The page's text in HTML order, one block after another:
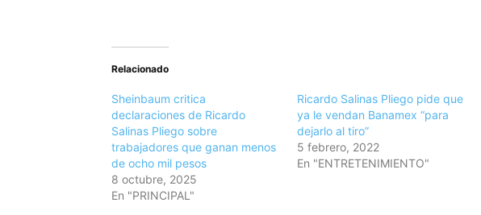
Relacionado
Sheinbaum critica
declaraciones de Ricardo
Salinas Pliego sobre
trabajadores que ganan menos
de ocho mil pesos
8 octubre, 2025
En "PRINCIPAL"
Ricardo Salinas Pliego pide que
ya le vendan Banamex “para
dejarlo al tiro”
5 febrero, 2022
En "ENTRETENIMIENTO"